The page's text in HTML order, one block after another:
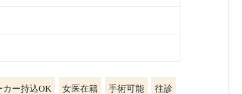
カー持込OK 女医在籍 手術可能 往診